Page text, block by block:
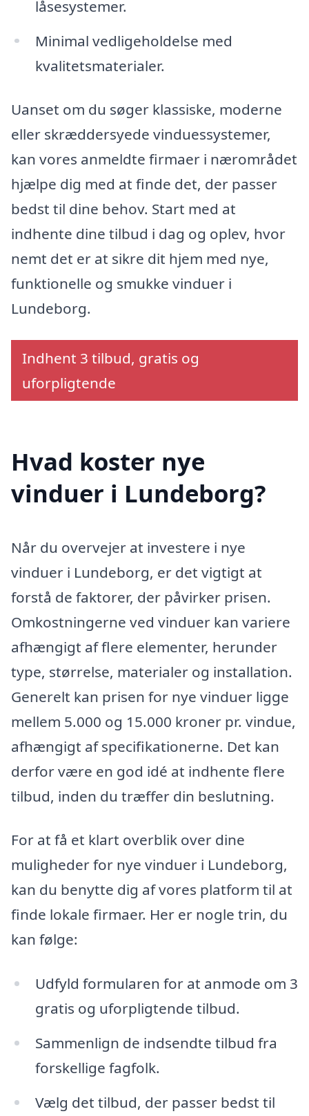
låsesystemer.
Minimal vedligeholdelse med
kvalitetsmaterialer.
Uanset om du søger klassiske, moderne
eller skræddersyede vinduessystemer,
kan vores anmeldte firmaer i nærområdet
hjælpe dig med at finde det, der passer
bedst til dine behov. Start med at
indhente dine tilbud i dag og oplev, hvor
nemt det er at sikre dit hjem med nye,
funktionelle og smukke vinduer i
Lundeborg.
Indhent 3 tilbud, gratis og
uforpligtende
Hvad koster nye
vinduer i Lundeborg?
Når du overvejer at investere i nye
vinduer i Lundeborg, er det vigtigt at
forstå de faktorer, der påvirker prisen.
Omkostningerne ved vinduer kan variere
afhængigt af flere elementer, herunder
type, størrelse, materialer og installation.
Generelt kan prisen for nye vinduer ligge
mellem 5.000 og 15.000 kroner pr. vindue,
afhængigt af specifikationerne. Det kan
derfor være en god idé at indhente flere
tilbud, inden du træffer din beslutning.
For at få et klart overblik over dine
muligheder for nye vinduer i Lundeborg,
kan du benytte dig af vores platform til at
finde lokale firmaer. Her er nogle trin, du
kan følge:
Udfyld formularen for at anmode om 3
gratis og uforpligtende tilbud.
Sammenlign de indsendte tilbud fra
forskellige fagfolk.
Vælg det tilbud, der passer bedst til